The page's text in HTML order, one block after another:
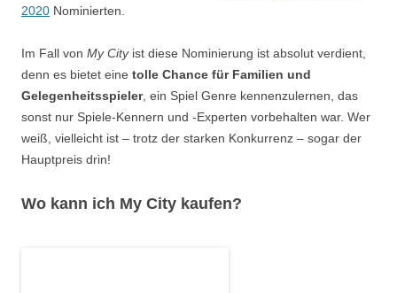
2020 Nominierten.
Im Fall von My Cityist diese Nominierung ist absolut verdient,
denn es bietet eine tolle Chance für Familien und
Gelegenheitsspieler, ein Spiel Genre kennenzulernen, das
sonst nur Spiele-Kennern und -Experten vorbehalten war. Wer
weiß, vielleicht ist – trotz der starken Konkurrenz – sogar der
Hauptpreis drin!
Wo kann ich My City kaufen?